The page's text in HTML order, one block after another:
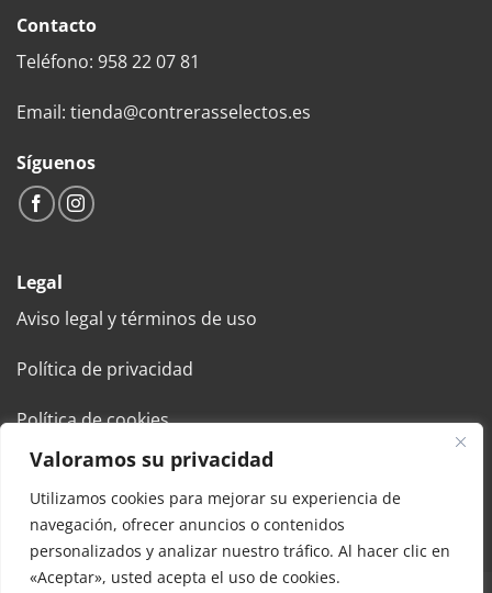
Valoramos su privacidad
Utilizamos cookies para mejorar su experiencia de
navegación, ofrecer anuncios o contenidos
personalizados y analizar nuestro tráfico. Al hacer clic en
«Aceptar», usted acepta el uso de cookies.
Contacto
Teléfono: 958 22 07 81
Email: tienda@contrerasselectos.es
Síguenos
Legal
Aviso legal y términos de uso
Política de privacidad
Política de cookies
Condiciones generales de venta